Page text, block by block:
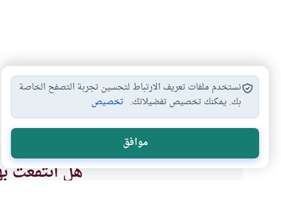
هل انتفعت
نستخدم ملفات تعريف الارتباط لتحسين تجربة التصفح الخاصة
بك. يمكنك تخصيص تفضيلاتك. تخصيص
موافق